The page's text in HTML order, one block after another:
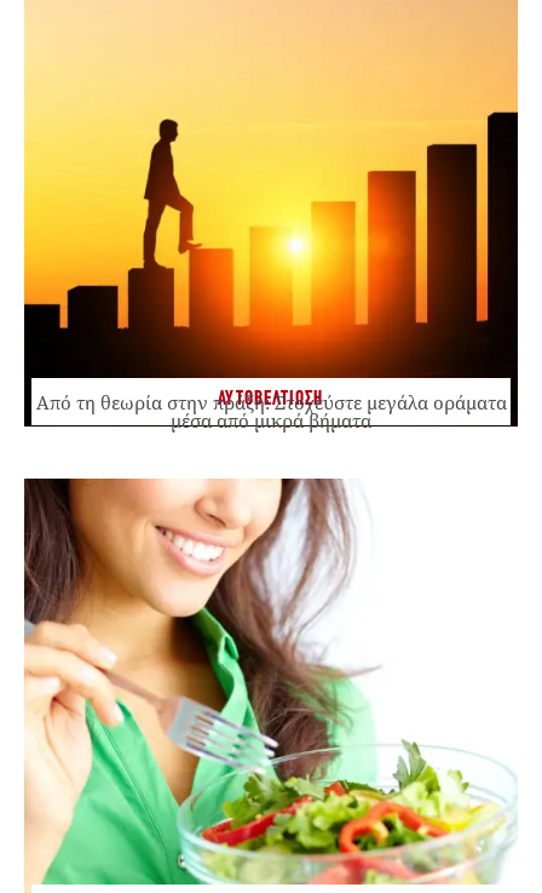
ΑΥΤΟΒΕΛΤΙΩΣΗ
Από τη θεωρία στην πράξη: Στοχεύστε μεγάλα οράματα
μέσα από μικρά βήματα